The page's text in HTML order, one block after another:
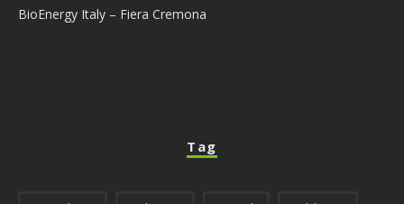
BioEnergy Italy – Fiera Cremona
Tag